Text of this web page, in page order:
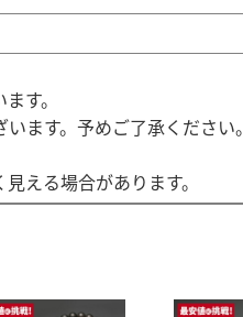
す。
ます。予めご了承ください。
える場合があります。